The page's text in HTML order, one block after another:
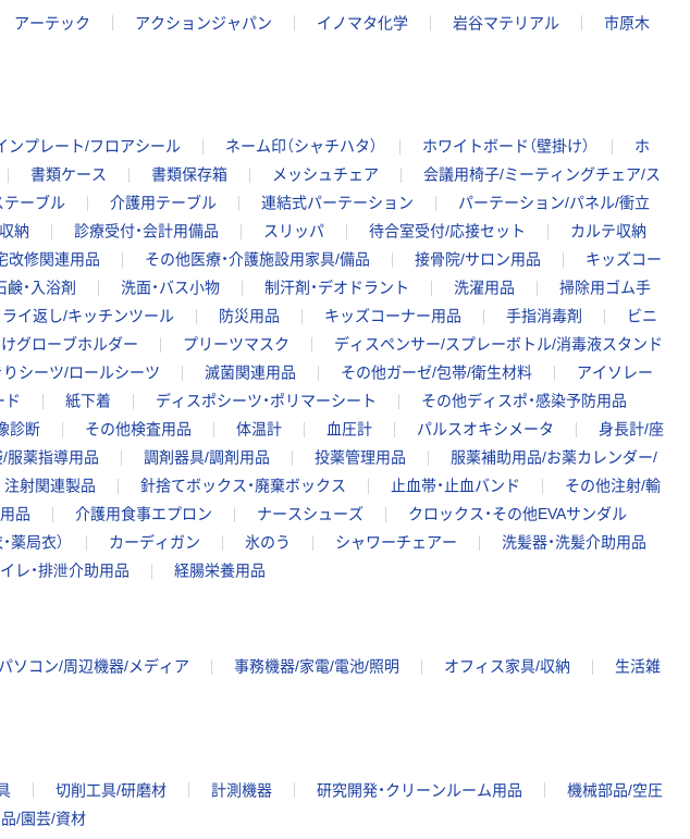
アーテック アクションジャパン イノマタ化学 岩谷マテリアル
市原木
ンプレート/フロアシール ネーム印（シャチハタ） ホワイトボード（壁掛け）
ホ
書類ケース 書類保存箱 メッシュチェア
会議用椅子/ミーティングチェア/ス
テーブル 介護用テーブル 連結式パーテーション
パーテーション/パネル/衝立
納 診療受付・会計用備品 スリッパ 待合室受付/応接セット
カルテ収納
改修関連用品 その他医療・介護施設用家具/備品 接骨院/サロン用品
キッズコー
・入浴剤 洗面・バス小物 制汗剤・デオドラント 洗濯用品
掃除用ゴム手
イ返し/キッチンツール 防災用品 キッズコーナー用品 手指消毒剤
ビニ
グローブホルダー プリーツマスク
ディスペンサー/スプレーボトル/消毒液スタンド
シーツ/ロールシーツ 滅菌関連用品 その他ガーゼ/包帯/衛生材料
アイソレー
ド 紙下着 ディスポシーツ・ポリマーシート
その他ディスポ・感染予防用品
診断 その他検査用品 体温計 血圧計 パルスオキシメータ
身長計/座
服薬指導用品 調剤器具/調剤用品 投薬管理用品
服薬補助用品/お薬カレンダー/
注射関連製品 針捨てボックス・廃棄ボックス 止血帯・止血バンド
その他注射/輸
品 介護用食事エプロン ナースシューズ
クロックス・その他EVAサンダル
薬局衣） カーディガン 氷のう シャワーチェアー
洗髪器・洗髪介助用品
イレ・排泄介助用品 経腸栄養用品
パソコン/周辺機器/メディア 事務機器/家電/電池/照明 オフィス家具/収納
生活雑
切削工具/研磨材 計測機器 研究開発・クリーンルーム用品
機械部品/空圧
/園芸/資材